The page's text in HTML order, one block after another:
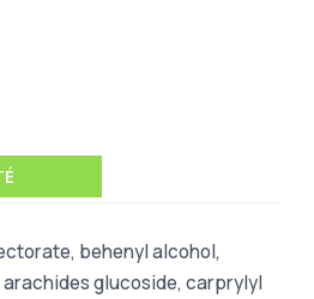
behenyl alcohol,
glucoside, carprylyl